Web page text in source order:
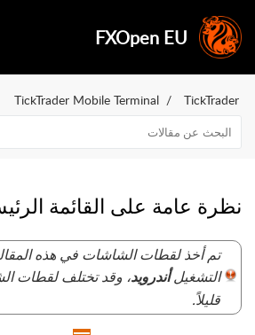
FXOpen EU
TickTrader
TickTrader Mobile Terminal
نظرة عامة على القائمة
تم أخذ لقطات الشاشات في هذه
التشغيلأندرويد، وقد تختلف لقطات
قليلاً.